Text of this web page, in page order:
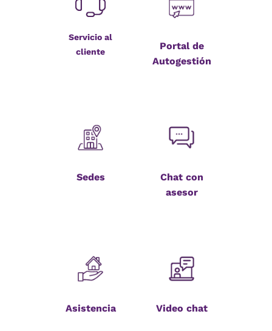
Servicio al
cliente
Portal de
Autogestión
Sedes
Chat con
asesor
Asistencia Video chat